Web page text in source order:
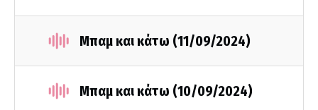
Μπαμ και κάτω (11/09/2024)
Μπαμ και κάτω (10/09/2024)